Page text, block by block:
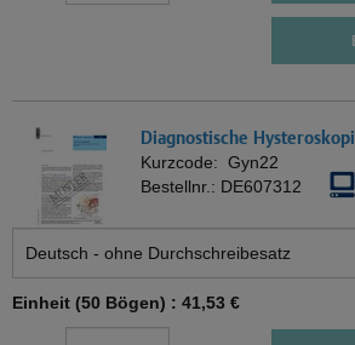
Diagnostische
Kurzcode: Gyn22
Bestellnr.: DE607312
Einheit (50 Bögen) : 41,53 €